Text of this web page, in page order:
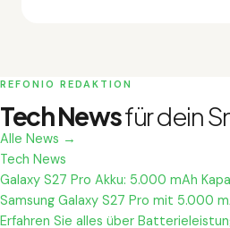
REFONIO REDAKTION
Tech Newsfür dein
Alle News →
Tech News
Galaxy S27 Pro Akku: 5.000 mAh
Samsung Galaxy S27 Pro mit 5.000
Erfahren Sie alles über